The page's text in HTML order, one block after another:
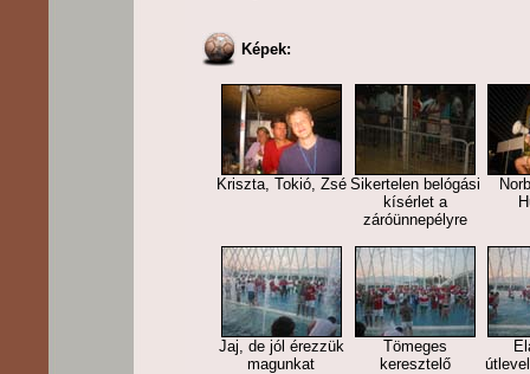
Képek:
Kriszta, Tokió, Zsé Sikertelen belógási
kísérlet a
záróünnepélyre
Jaj, de jól érezzük
magunkat
Tömeges
keresztelő